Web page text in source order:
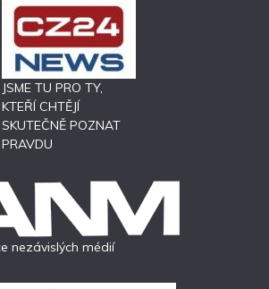
JSME TU PRO TY,
KTEŘÍ CHTĚJÍ
SKUTEČNĚ POZNAT
PRAVDU
nezávislých médií